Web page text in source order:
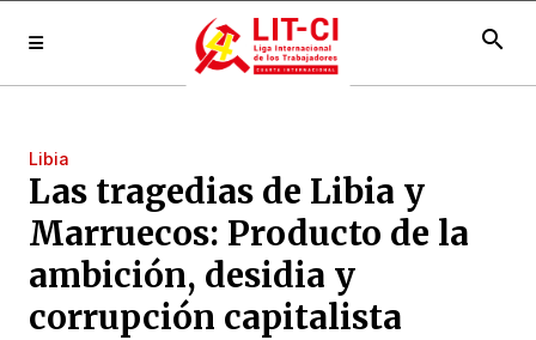
search
Libia
Las tragedias de Libia y
Marruecos: Producto de la
ambición, desidia y
corrupción capitalista